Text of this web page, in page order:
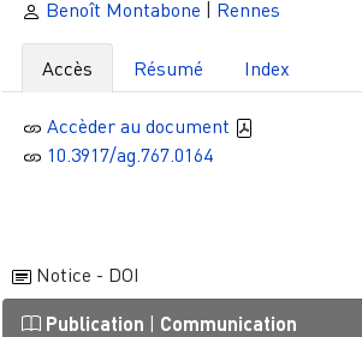
Benoît Montabone Rennes
Accès Résumé Index
Accèder au document
10.3917/ag.767.0164
Notice - DOI
Publication | Communication